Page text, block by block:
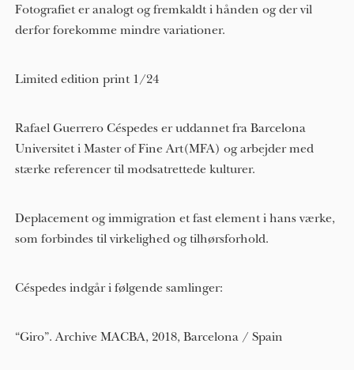
Fotografiet er analogt og fremkaldt i hånden og der vil
derfor forekomme mindre variationer.
Limited edition print 1/24
Rafael Guerrero Céspedes er uddannet fra Barcelona
Universitet i Master of Fine Art(MFA) og arbejder med
stærke referencer til modsatrettede kulturer.
Deplacement og immigration et fast element i hans værke,
som forbindes til virkelighed og tilhørsforhold.
Céspedes indgår i følgende samlinger:
“Giro”. Archive MACBA, 2018, Barcelona / Spain